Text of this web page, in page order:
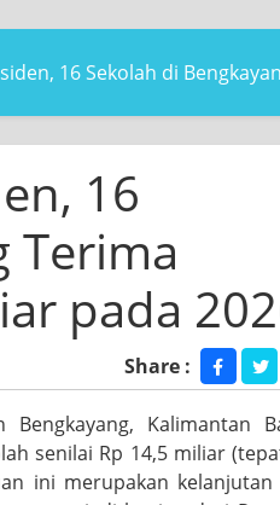
16 Sekolah di
16
Terima
pada
Share :
Bengkayang, Kalimantan
senilai Rp 14,5 miliar
ini merupakan